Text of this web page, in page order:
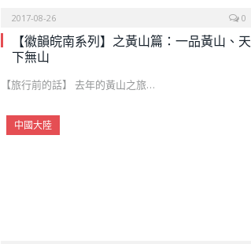
2017-08-26 0
【徽韻皖南系列】之黃山篇：一品黃山、天
下無山
【旅行前的話】 去年的黃山之旅…
中國大陸